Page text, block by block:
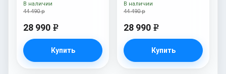
44 490 р
28 990 e
Купить
В наличии
44 490 р
28 990 e
Купить
В наличии